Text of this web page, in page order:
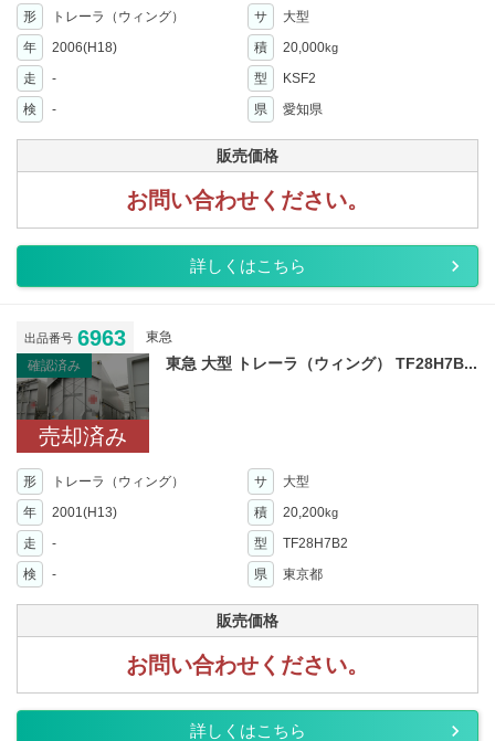
形 トレーラ（ウィング） サ
大型
年
2006(H18) 積 20,000kg
走 - 型
KSF2
検
- 県 愛知県
販売価格
お問い合わせください。
詳しくはこちら
出品番号 6963
東急
確認済み
売却済み
東急 大型 トレーラ（ウィング） TF28H7B...
形 トレーラ（ウィング） サ
大型
年
2001(H13) 積 20,200kg
走 - 型
TF28H7B2
検
- 県 東京都
販売価格
お問い合わせください。
詳しくはこちら